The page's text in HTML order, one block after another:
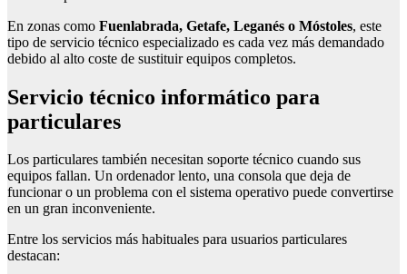
En zonas como Fuenlabrada, Getafe, Leganés o Móstoles, este
tipo de servicio técnico especializado es cada vez más demandado
debido al alto coste de sustituir equipos completos.
Servicio técnico informático para
particulares
Los particulares también necesitan soporte técnico cuando sus
equipos fallan. Un ordenador lento, una consola que deja de
funcionar o un problema con el sistema operativo puede convertirse
en un gran inconveniente.
Entre los servicios más habituales para usuarios particulares
destacan: